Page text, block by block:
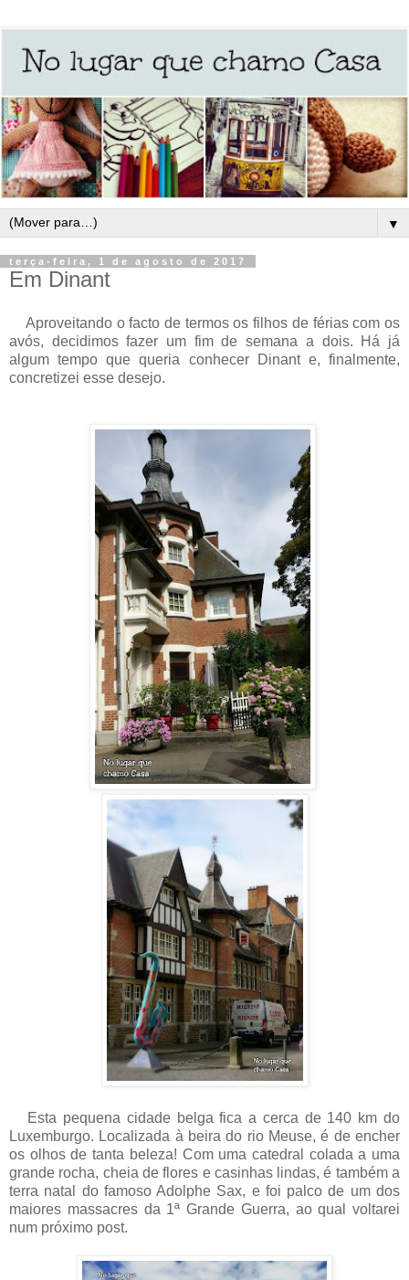
▼
terça-feira, 1 de agosto de 2017
Em Dinant
Aproveitando o facto de termos os filhos de férias com os
avós, decidimos fazer um fim de semana a dois. Há já
algum tempo que queria conhecer Dinant e, finalmente,
concretizei esse desejo.
Esta pequena cidade belga fica a cerca de 140 km do
Luxemburgo. Localizada à beira do rio Meuse, é de encher
os olhos de tanta beleza! Com uma catedral colada a uma
grande rocha, cheia de flores e casinhas lindas, é também a
terra natal do famoso Adolphe Sax, e foi palco de um dos
maiores massacres da 1ª Grande Guerra, ao qual voltarei
num próximo post.